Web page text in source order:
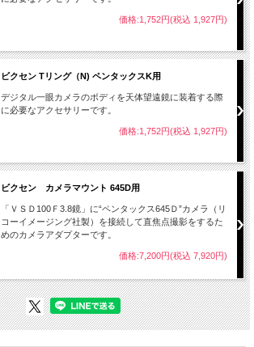
価格:1,752円(税込 1,927円)
ビクセン Tリング（N) ペンタックスK用
デジタル一眼カメラのボディを天体望遠鏡に装着する際
に必要なアクセサリーです。
価格:1,752円(税込 1,927円)
ビクセン カメラマウント 645D用
「ＶＳＤ100Ｆ3.8鏡」に“ペンタックス645Ｄ”カメラ（リ
コーイメージング社製）を接続して直焦点撮影をするた
めのカメラアダプターです。
価格:7,200円(税込 7,920円)